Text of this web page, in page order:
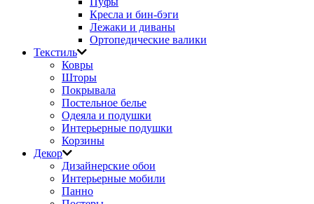
Кресла и бин-бэги
Лежаки и диваны
Ортопедические валики
Текстиль
Ковры
Шторы
Покрывала
Постельное белье
Одеяла и подушки
Интерьерные подушки
Корзины
Декор
Дизайнерские обои
Интерьерные мобили
Панно